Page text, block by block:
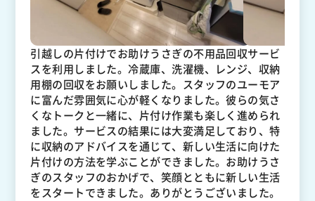
引越しの片付けでお助けうさぎの不用品回収サービ
スを利用しました。冷蔵庫、洗濯機、レンジ、収納
用棚の回収をお願いしました。スタッフのユーモア
に富んだ雰囲気に心が軽くなりました。彼らの気さ
くなトークと一緒に、片付け作業も楽しく進められ
ました。サービスの結果には大変満足しており、特
に収納のアドバイスを通じて、新しい生活に向けた
片付けの方法を学ぶことができました。お助けうさ
ぎのスタッフのおかげで、笑顔とともに新しい生活
をスタートできました。ありがとうございました。